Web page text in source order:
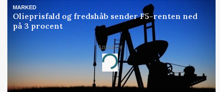
MARKED
Olieprisfald og fredshåb sender F5-renten ned
på 3 procent
Annonce
Loading...